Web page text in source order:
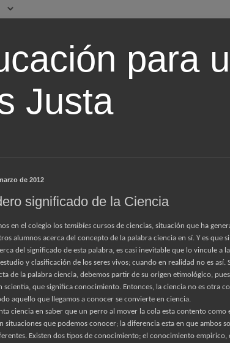
para
Justa
de 2012
significado de la Ciencia
en el colegio los temibles cursos de ciencias, situación que ha
alumnos acerca del concepto de la palabra ciencia en sí. Y es que
del significado de esta palabra, es casi inevitable que lo vincule a
y clasificación de los seres vivos; cuando en realidad no es así.
de la palabra ciencia, debemos partir de su origen etimológico,
scientia, que significa conocimiento. Entonces, la ciencia no es otra
aquello que llegamos a conocer se convierte en ciencia.
ciencia en saber que un perro al mover la cola esta contento como
situaciones que podemos conocer; la diferencia esta en que ambos
Existen dos tipos de conocimiento; el conocimiento empirico,